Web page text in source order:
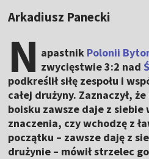
Arkadiusz Panecki
N apastnik Polonii
zwycięstwie 3:2 nad
podkreślił siłę zespołu i
całej drużyny. Zaznaczył,
boisku zawsze daje z siebie
znaczenia, czy wchodzę z
początku – zawsze daję z
drużynie – mówił strzelec